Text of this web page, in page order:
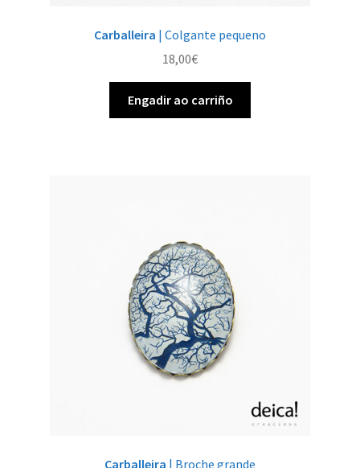
Carballeira | Colgante pequeno
18,00€
Engadir ao carriño
Carballeira | Broche grande